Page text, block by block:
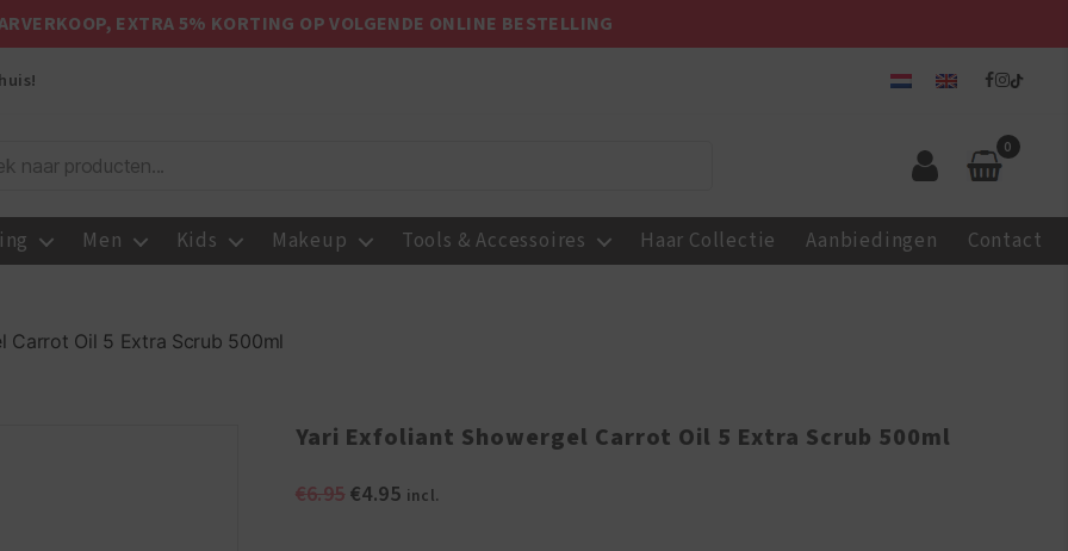
EXTRA 5% KORTING OP VOLGENDE ONLINE BESTELLING
0
Men Kids Makeup Tools & Accessoires Haar Collectie Aanbiedingen Contact
Carrot Oil 5 Extra Scrub 500ml
Yari Exfoliant Showergel Carrot Oil 5 Extra Scrub 500ml
€6.95 Oorspronkelijke
€4.95Huidige
incl.